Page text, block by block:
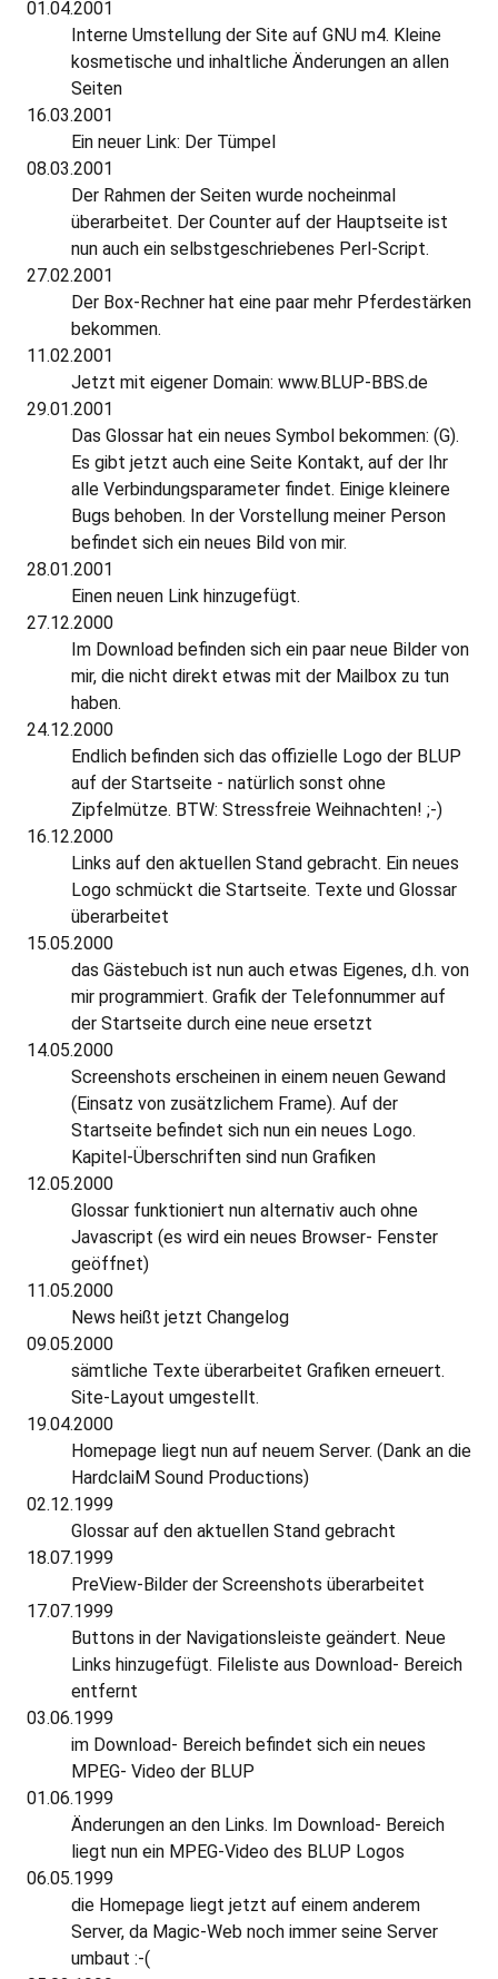
01.04.2001
Interne Umstellung der Site auf GNU m4. Kleine
kosmetische und inhaltliche Änderungen an allen
Seiten
16.03.2001
Ein neuer Link: Der Tümpel
08.03.2001
Der Rahmen der Seiten wurde nocheinmal
überarbeitet. Der Counter auf der Hauptseite ist
nun auch ein selbstgeschriebenes Perl-Script.
27.02.2001
Der Box-Rechner hat eine paar mehr Pferdestärken
bekommen.
11.02.2001
Jetzt mit eigener Domain: www.BLUP-BBS.de
29.01.2001
Das Glossar hat ein neues Symbol bekommen: (G).
Es gibt jetzt auch eine Seite Kontakt, auf der Ihr
alle Verbindungsparameter findet. Einige kleinere
Bugs behoben. In der Vorstellung meiner Person
befindet sich ein neues Bild von mir.
28.01.2001
Einen neuen Link hinzugefügt.
27.12.2000
Im Download befinden sich ein paar neue Bilder von
mir, die nicht direkt etwas mit der Mailbox zu tun
haben.
24.12.2000
Endlich befinden sich das offizielle Logo der BLUP
auf der Startseite - natürlich sonst ohne
Zipfelmütze. BTW: Stressfreie Weihnachten! ;-)
16.12.2000
Links auf den aktuellen Stand gebracht. Ein neues
Logo schmückt die Startseite. Texte und Glossar
überarbeitet
15.05.2000
das Gästebuch ist nun auch etwas Eigenes, d.h. von
mir programmiert. Grafik der Telefonnummer auf
der Startseite durch eine neue ersetzt
14.05.2000
Screenshots erscheinen in einem neuen Gewand
(Einsatz von zusätzlichem Frame). Auf der
Startseite befindet sich nun ein neues Logo.
Kapitel-Überschriften sind nun Grafiken
12.05.2000
Glossar funktioniert nun alternativ auch ohne
Javascript (es wird ein neues Browser- Fenster
geöffnet)
11.05.2000
News heißt jetzt Changelog
09.05.2000
sämtliche Texte überarbeitet Grafiken erneuert.
Site-Layout umgestellt.
19.04.2000
Homepage liegt nun auf neuem Server. (Dank an die
HardclaiM Sound Productions)
02.12.1999
Glossar auf den aktuellen Stand gebracht
18.07.1999
PreView-Bilder der Screenshots überarbeitet
17.07.1999
Buttons in der Navigationsleiste geändert. Neue
Links hinzugefügt. Fileliste aus Download- Bereich
entfernt
03.06.1999
im Download- Bereich befindet sich ein neues
MPEG- Video der BLUP
01.06.1999
Änderungen an den Links. Im Download- Bereich
liegt nun ein MPEG-Video des BLUP Logos
06.05.1999
die Homepage liegt jetzt auf einem anderem
Server, da Magic-Web noch immer seine Server
umbaut :-(